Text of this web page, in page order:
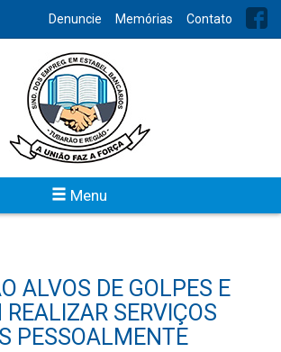
Denuncie Memórias Contato
Menu
ALVOS DE GOLPES E
REALIZAR SERVIÇOS
PESSOALMENTE